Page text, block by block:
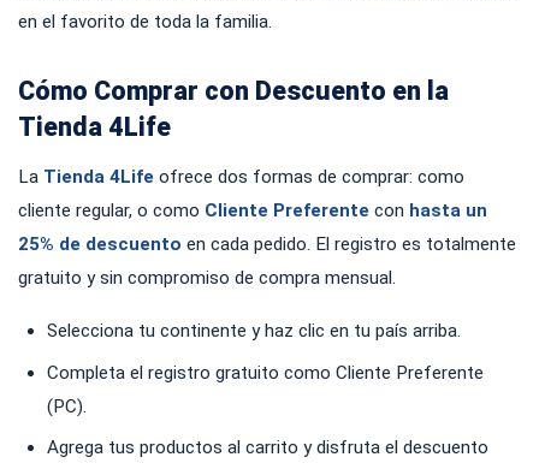
en el favorito de toda la familia.
Cómo Comprar con Descuento en la
Tienda 4Life
La Tienda 4Life ofrece dos formas de comprar: como
cliente regular, o como Cliente Preferente con hasta un
25% de descuento en cada pedido. El registro es totalmente
gratuito y sin compromiso de compra mensual.
Selecciona tu continente y haz clic en tu país arriba.
Completa el registro gratuito como Cliente Preferente
(PC).
Agrega tus productos al carrito y disfruta el descuento